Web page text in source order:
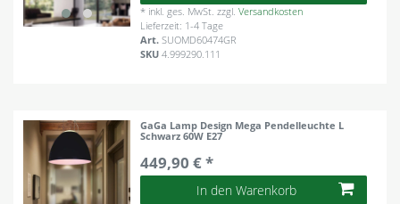
* inkl. ges. MwSt. zzgl.Versandkosten
Lieferzeit: 1-4 Tage
Art.SUOMD60474GR
SKU4.999290.111
GaGa Lamp Design Mega Pendelleuchte L
Schwarz 60W E27
449,90 € *
In den Warenkorb